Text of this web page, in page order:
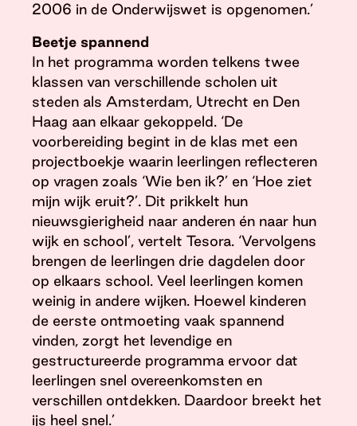
2006 in de Onderwijswet is opgenomen.’
Beetje spannend
In het programma worden telkens twee
klassen van verschillende scholen uit
steden als Amsterdam, Utrecht en Den
Haag aan elkaar gekoppeld. ‘De
voorbereiding begint in de klas met een
projectboekje waarin leerlingen reflecteren
op vragen zoals ‘Wie ben ik?’ en ‘Hoe ziet
mijn wijk eruit?’. Dit prikkelt hun
nieuwsgierigheid naar anderen én naar hun
wijk en school’, vertelt Tesora. ‘Vervolgens
brengen de leerlingen drie dagdelen door
op elkaars school. Veel leerlingen komen
weinig in andere wijken. Hoewel kinderen
de eerste ontmoeting vaak spannend
vinden, zorgt het levendige en
gestructureerde programma ervoor dat
leerlingen snel overeenkomsten en
verschillen ontdekken. Daardoor breekt het
ijs heel snel.’